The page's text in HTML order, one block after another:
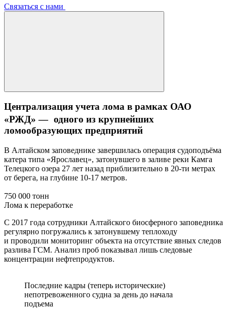
Связаться с нами
Централизация учета лома в рамках ОАО
«РЖД» — одного из крупнейших
ломообразующих предприятий
В Алтайском заповеднике завершилась операция судоподъёма
катера типа «Ярославец», затонувшего в заливе реки Камга
Телецкого озера 27 лет назад приблизительно в 20-ти метрах
от берега, на глубине 10-17 метров.
750 000 тонн
Лома к переработке
С 2017 года сотрудники Алтайского биосферного заповедника
регулярно погружались к затонувшему теплоходу
и проводили мониторинг объекта на отсутствие явных следов
разлива ГСМ. Анализ проб показывал лишь следовые
концентрации нефтепродуктов.
Последние кадры (теперь исторические)
непотревоженного судна за день до начала
подъема